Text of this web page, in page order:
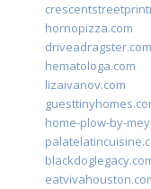
hornopizza.com
driveadragster.com
hematologa.com
lizaivanov.com
home-plow-by-